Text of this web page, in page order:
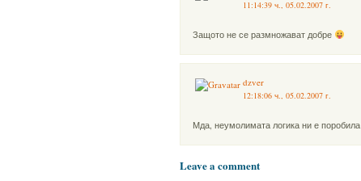
11:14:39 ч., 05.02.2007 г.
Защото не се размножават добре
dzver
12:18:06 ч., 05.02.2007 г.
Мда, неумолимата логика ни е поробила
Leave a comment